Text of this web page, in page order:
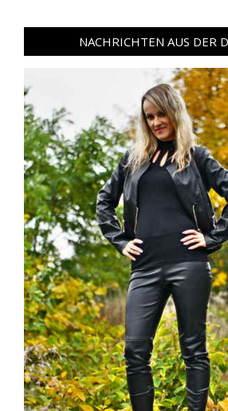
NACHRICHTEN AUS DER